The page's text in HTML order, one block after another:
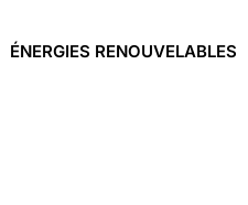
ÉNERGIES RENOUVELABLES